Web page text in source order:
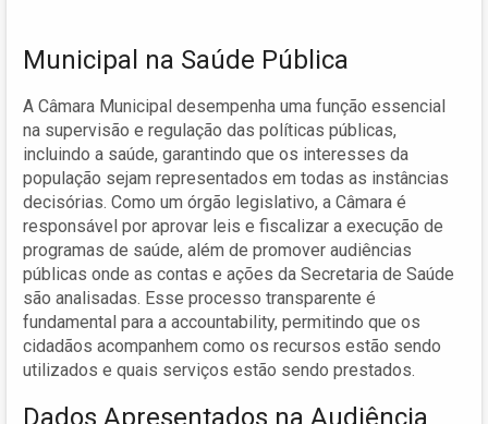
Municipal na Saúde Pública
A Câmara Municipal desempenha uma função essencial
na supervisão e regulação das políticas públicas,
incluindo a saúde, garantindo que os interesses da
população sejam representados em todas as instâncias
decisórias. Como um órgão legislativo, a Câmara é
responsável por aprovar leis e fiscalizar a execução de
programas de saúde, além de promover audiências
públicas onde as contas e ações da Secretaria de Saúde
são analisadas. Esse processo transparente é
fundamental para a accountability, permitindo que os
cidadãos acompanhem como os recursos estão sendo
utilizados e quais serviços estão sendo prestados.
Dados Apresentados na Audiência